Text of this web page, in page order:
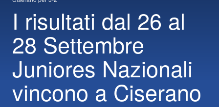
I risultati dal 26 al
28 Settembre
Juniores Nazionali
vincono a Ciserano